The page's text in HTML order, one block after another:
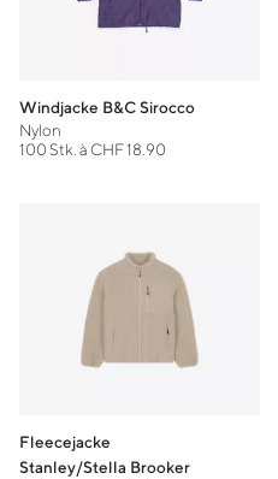
Windjacke B&C Sirocco
Nylon
100 Stk. à CHF 18.90
Fleecejacke
Stanley/Stella Brooker